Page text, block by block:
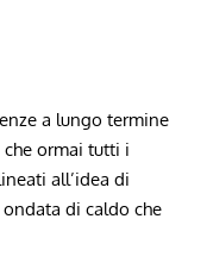
a lungo termine
ormai tutti i
all’idea di
di caldo che